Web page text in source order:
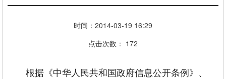
时间： 2014-03-19 16:29
点击次数： 172
根据《中华人民共和国政府信息公开条例》、